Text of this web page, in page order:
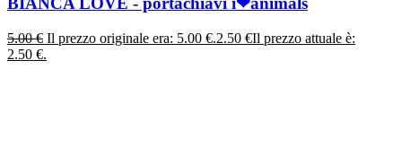
5.00€ Il prezzo originale era: 5.00 €.2.50 €Il prezzo attuale è:
2.50 €.